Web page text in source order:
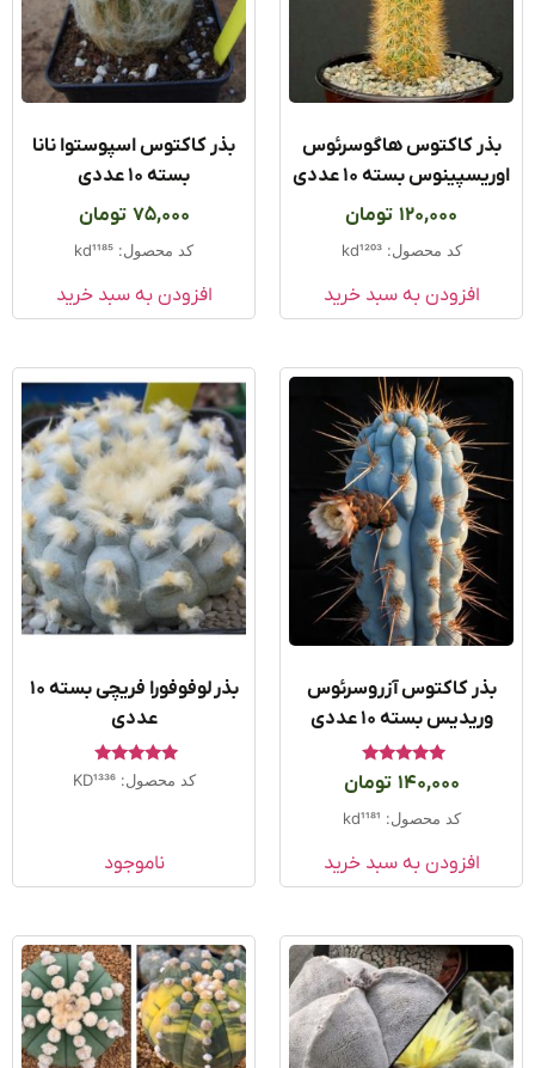
کاکتوس هاگوسرئوس
بسته ۱۰ عددی
120,000 تومان
کد محصول: kd1203
افزودن به سبد خرید
بذر کاکتوس اسپوستوا نانا
بسته ۱۰ عددی
75,000 تومان
کد محصول: kd1185
افزودن به سبد خرید
بذر کاکتوس آزروسرئوس
وریدیس بسته ۱۰ عددی
5.00
140,000 تومان
کد محصول: kd1181
افزودن به سبد خرید
بذر لوفوفورا فریچی بسته 10
عددی
امتیاز
5.00
کد محصول: KD1336
ناموجود